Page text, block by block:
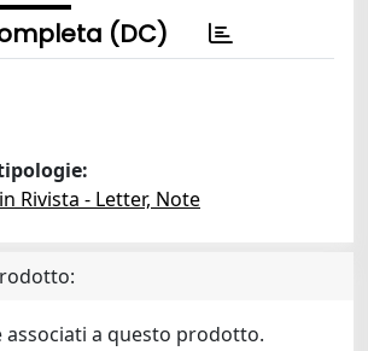
(DC)
Rivista - Letter, Note
associati a questo prodotto.